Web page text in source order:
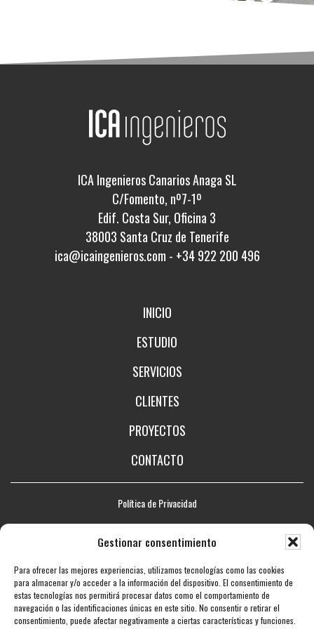
Gestionar consentimiento
Para ofrecer las mejores experiencias, utilizamos tecnologías como las cookies
para almacenar y/o acceder a la información del dispositivo. El consentimiento de
estas tecnologías nos permitirá procesar datos como el comportamiento de
navegación o las identificaciones únicas en este sitio. No consentir o retirar el
consentimiento, puede afectar negativamente a ciertas características y funciones.
ICA Ingenieros Canarios Anaga SL
C/Fomento, nº7-1º
Edif. Costa Sur, Oficina 3
38003 Santa Cruz de Tenerife
ica@icaingenieros.com - +34 922 200 496
INICIO
ESTUDIO
SERVICIOS
CLIENTES
PROYECTOS
CONTACTO
Política de Privacidad
Aviso legal
Mapa web
Accesibilidad